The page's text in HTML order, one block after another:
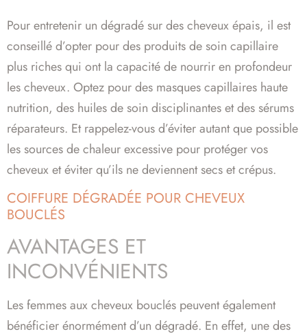
Pour entretenir un dégradé sur des cheveux épais, il est
conseillé d’opter pour des produits de soin capillaire
plus riches qui ont la capacité de nourrir en profondeur
les cheveux. Optez pour des masques capillaires haute
nutrition, des huiles de soin disciplinantes et des sérums
réparateurs. Et rappelez-vous d’éviter autant que possible
les sources de chaleur excessive pour protéger vos
cheveux et éviter qu’ils ne deviennent secs et crépus.
COIFFURE DÉGRADÉE POUR CHEVEUX
BOUCLÉS
AVANTAGES ET
INCONVÉNIENTS
Les femmes aux cheveux bouclés peuvent également
bénéficier énormément d’un dégradé. En effet, une des